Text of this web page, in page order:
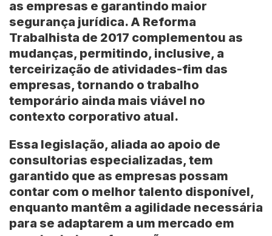
as empresas e garantindo maior
segurança jurídica. A Reforma
Trabalhista de 2017 complementou as
mudanças, permitindo, inclusive, a
terceirização de atividades-fim das
empresas, tornando o trabalho
temporário ainda mais viável no
contexto corporativo atual.
Essa legislação, aliada ao apoio de
consultorias especializadas, tem
garantido que as empresas possam
contar com o melhor talento disponível,
enquanto mantêm a agilidade necessária
para se adaptarem a um mercado em